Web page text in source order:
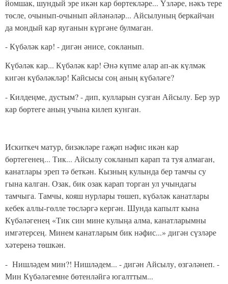
йомшак, шун­дый эре икән кар бөртекләре... Үзләре, нәкъ тере
төсле, очынып-очынып әйләнәләр... Айсылуның беркайчан
да мондый кар яуганын күргәне булмаган.
- Күбәләк кар! - дигән әнисе, сокланып.
Күбәләк кар... Күбәләк кар! Әнә күпме алар ап-ак күлмәк
кигән күбәләкләр! Кайсысы соң аның күбәләге?
- Килдеңме, дустым? - дип, кулларын сузган Айсылу. Бер зур
кар бөртеге аның учына килеп кунган.
Искиткеч матур, бизәкләре гаҗәп нәфис икән кар
бөртегенең... Тик... Айсылу сокланып карап та туя алма­ган,
канатлары эреп тә беткән. Кызның кулында бер тамчы су
гына калган. Озак, бик озак карап торган ул учындагы
тамчыга. Тамчы, кояш нурлары төшеп, күбәләк канатлары
кебек аллы-гөлле төсләргә кергән. Шунда капылт кына
Күбәләгенең «Тик син мине кулыңа алма, канатларымны
имгәтерсең. Минем канатларым бик нәфис...» дигән сүзләре
хәтеренә төшкән.
- Нишләдем мин?! Нишләдем... - дигән Айсылу, өзгәләнеп. -
Мин Күбәләгемне бөтенләйгә югалттым...